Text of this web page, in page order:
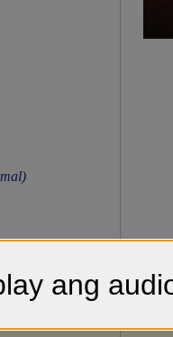
ulit
ulit
ang